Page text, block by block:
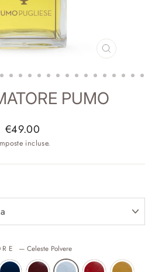
CHIUDI
PUMO
Prezzo
di
€49.00
incluse.
— Celeste Polvere